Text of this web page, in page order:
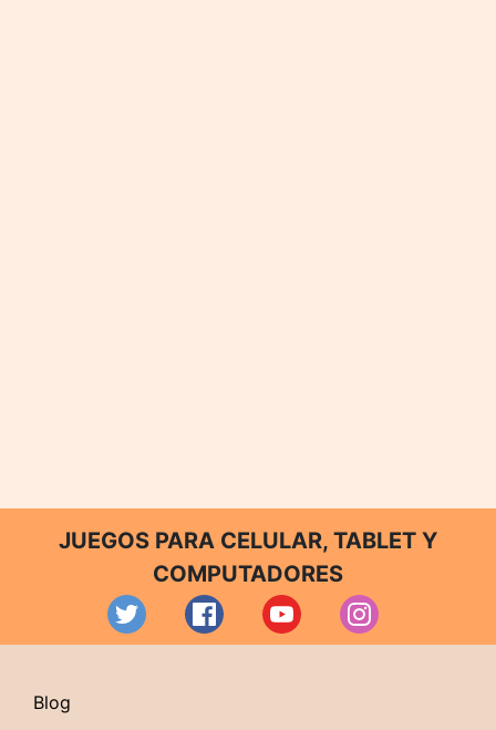
JUEGOS PARA CELULAR, TABLET Y
COMPUTADORES
Blog